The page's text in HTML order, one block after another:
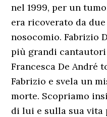
nel 1999, per un
era ricoverato da
nosocomio. Fabrizio
più grandi
Francesca De André
Fabrizio e svela un
morte. Scopriamo
di lui e sulla sua vita